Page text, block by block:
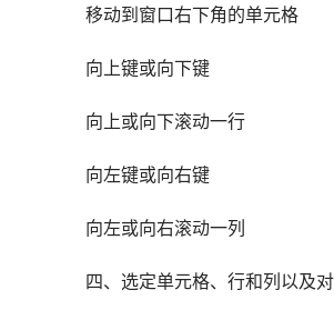
移动到窗口右下角的单元格
向上键或向下键
向上或向下滚动一行
向左键或向右键
向左或向右滚动一列
四、选定单元格、行和列以及